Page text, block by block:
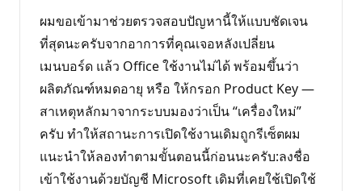
นิ
ย
ม
ผมขอเข้ามาช่วยตรวจสอบปัญหานี้ให้แบบชัดเจน
ที่สุดนะครับจากอาการที่คุณเจอหลังเปลี่ยน
เมนบอร์ด แล้ว Office ใช้งานไม่ได้ พร้อมขึ้นว่า
ผลิตภัณฑ์หมดอายุ หรือ ให้กรอก Product Key —
สาเหตุหลักมาจากระบบมองว่าเป็น “เครื่องใหม่”
ครับ ทำให้สถานะการเปิดใช้งานเดิมถูกรีเซ็ตผม
แนะนำให้ลองทำตามขั้นตอนนี้ก่อนนะครับ:ลงชื่อ
เข้าใช้งานด้วยบัญชี Microsoft เดิมที่เคยใช้เปิดใช้